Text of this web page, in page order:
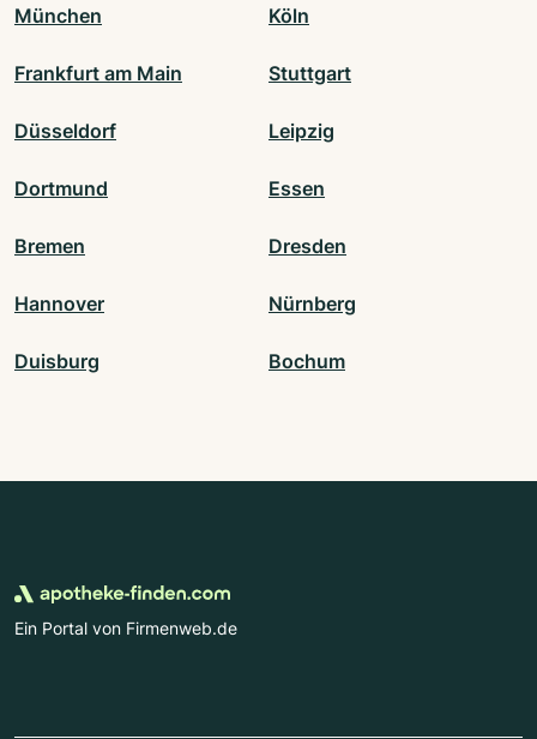
München Köln
Frankfurt am Main Stuttgart
Düsseldorf Leipzig
Dortmund Essen
Bremen Dresden
Hannover Nürnberg
Duisburg Bochum
Ein Portal von Firmenweb.de